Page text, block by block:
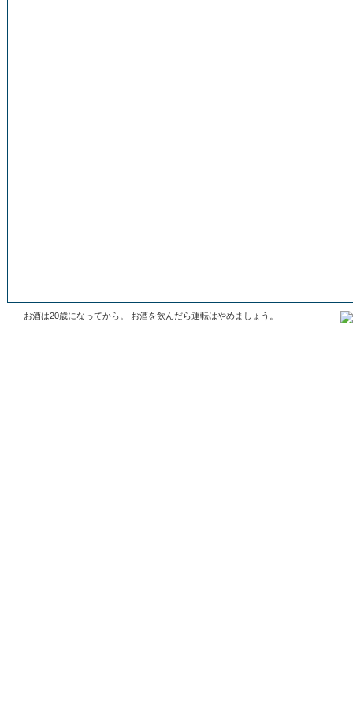
お酒は20歳になってから。 お酒を飲んだら運転はやめましょう。